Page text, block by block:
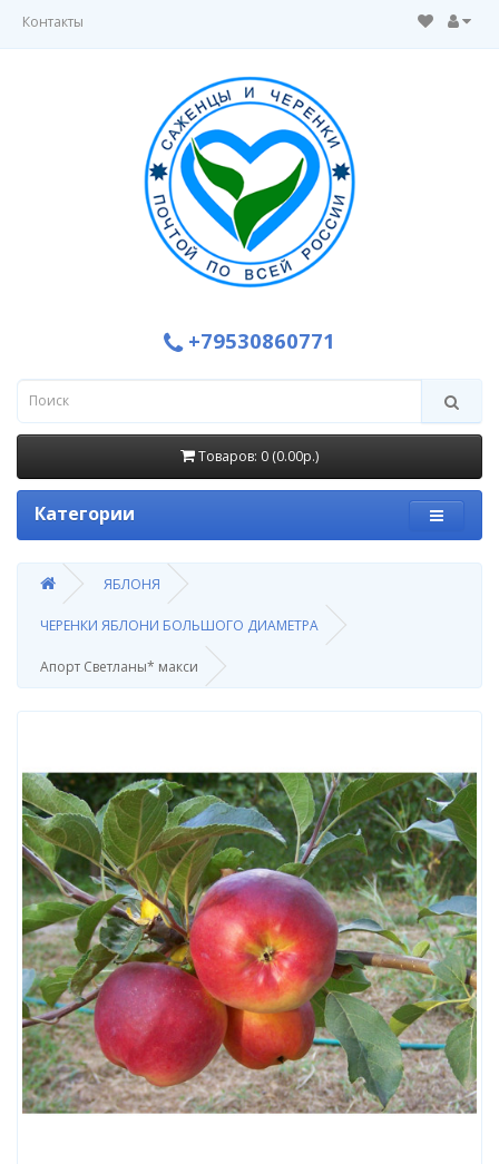
Контакты
+79530860771
Товаров: 0 (0.00р.)
Категории
ЯБЛОНЯ
ЧЕРЕНКИ ЯБЛОНИ БОЛЬШОГО ДИАМЕТРА
Апорт Светланы* макси